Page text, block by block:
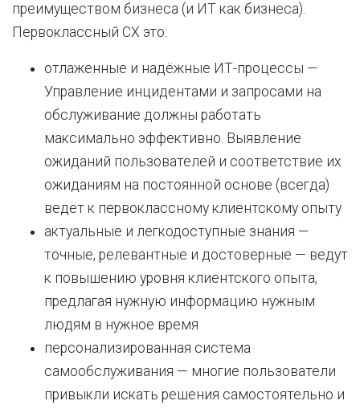
преимуществом бизнеса (и ИТ как бизнеса).
Первоклассный СХ это:
отлаженные и надёжные ИТ-процессы —
Управление инцидентами и запросами на
обслуживание должны работать
максимально эффективно. Выявление
ожиданий пользователей и соответствие их
ожиданиям на постоянной основе (всегда)
ведёт к первоклассному клиентскому опыту
актуальные и легкодоступные знания —
точные, релевантные и достоверные — ведут
к повышению уровня клиентского опыта,
предлагая нужную информацию нужным
людям в нужное время
персонализированная система
самообслуживания — многие пользователи
привыкли искать решения самостоятельно и